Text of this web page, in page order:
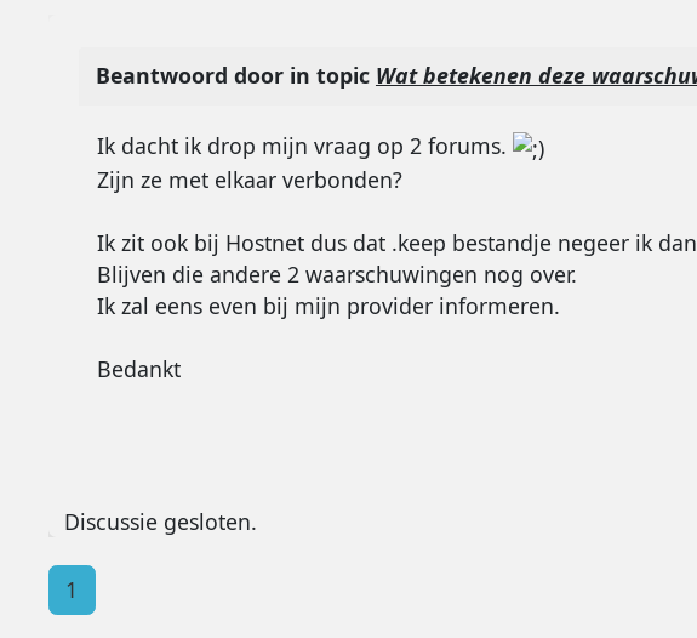
Beantwoord door in topic Wat betekenen deze
Ik dacht ik drop mijn vraag op 2 forums.
Zijn ze met elkaar verbonden?
Ik zit ook bij Hostnet dus dat .keep bestandje negeer ik
Blijven die andere 2 waarschuwingen nog over.
Ik zal eens even bij mijn provider informeren.
Bedankt
Discussie gesloten.
1